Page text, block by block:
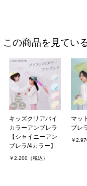
この商品を見てい
キッズクリアバイ
カラーアンブレラ
【シャイニーアン
ブレラ/4カラー】
￥2,200（税込）
マッ
ブレ
￥